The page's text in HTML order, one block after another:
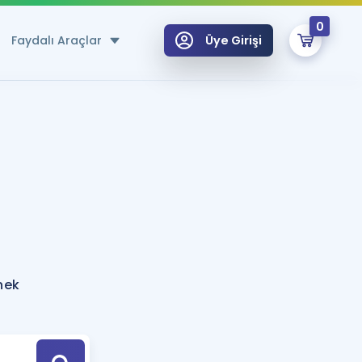
Faydalı Araçlar
Hesaplama Aracı
için Öneriler
Tek Takvimde
Üye Girişi
0